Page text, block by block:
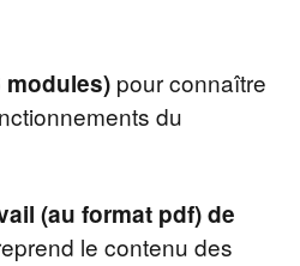
modules) pour connaître
du
(au format pdf) de
le contenu des